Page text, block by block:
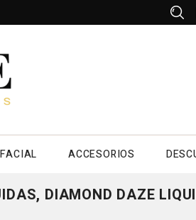
ACCESORIOS
DIAMOND DAZE